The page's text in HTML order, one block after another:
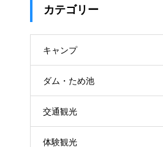
カテゴリー
キャンプ
ダム・ため池
交通観光
体験観光